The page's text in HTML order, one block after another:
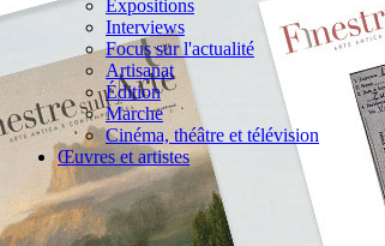
Expositions
Interviews
Focus sur l'actualité
Artisanat
Édition
Marche
Cinéma, théâtre et télévision
Œuvres et artistes